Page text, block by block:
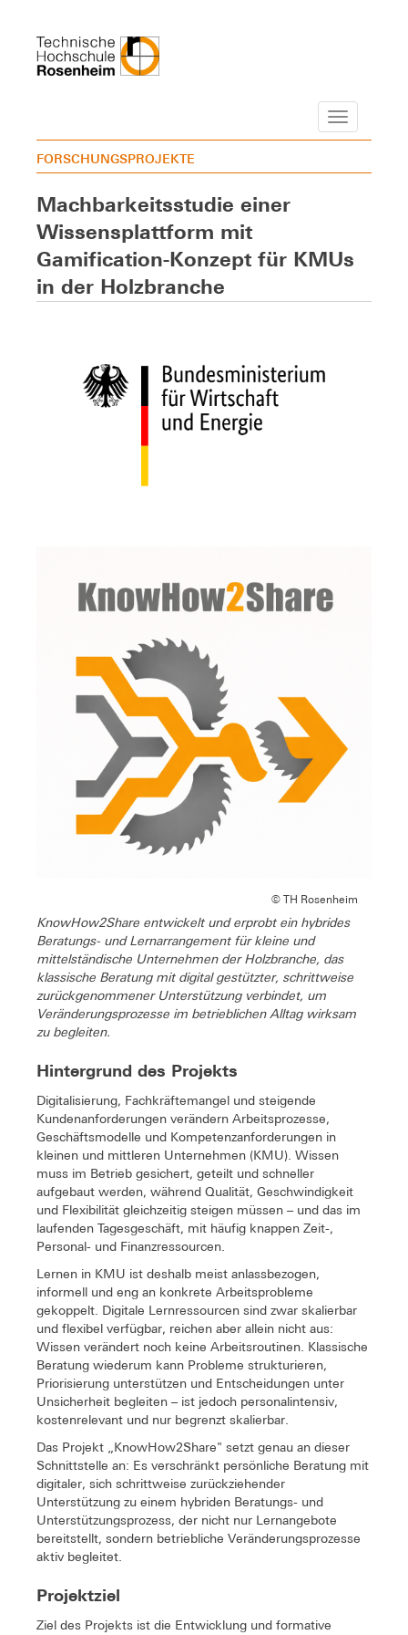
Navigation
FORSCHUNGSPROJEKTE
Machbarkeitsstudie einer
Wissensplattform mit
Gamification-Konzept für KMUs
in der Holzbranche
© TH Rosenheim
KnowHow2Share entwickelt und erprobt ein hybrides
Beratungs- und Lernarrangement für kleine und
mittelständische Unternehmen der Holzbranche, das
klassische Beratung mit digital gestützter, schrittweise
zurückgenommener Unterstützung verbindet, um
Veränderungsprozesse im betrieblichen Alltag wirksam
zu begleiten.
Hintergrund des Projekts
Digitalisierung, Fachkräftemangel und steigende
Kundenanforderungen verändern Arbeitsprozesse,
Geschäftsmodelle und Kompetenzanforderungen in
kleinen und mittleren Unternehmen (KMU). Wissen
muss im Betrieb gesichert, geteilt und schneller
aufgebaut werden, während Qualität, Geschwindigkeit
und Flexibilität gleichzeitig steigen müssen – und das im
laufenden Tagesgeschäft, mit häufig knappen Zeit-,
Personal- und Finanzressourcen.
Lernen in KMU ist deshalb meist anlassbezogen,
informell und eng an konkrete Arbeitsprobleme
gekoppelt. Digitale Lernressourcen sind zwar skalierbar
und flexibel verfügbar, reichen aber allein nicht aus:
Wissen verändert noch keine Arbeitsroutinen. Klassische
Beratung wiederum kann Probleme strukturieren,
Priorisierung unterstützen und Entscheidungen unter
Unsicherheit begleiten – ist jedoch personalintensiv,
kostenrelevant und nur begrenzt skalierbar.
Das Projekt „KnowHow2Share" setzt genau an dieser
Schnittstelle an: Es verschränkt persönliche Beratung mit
digitaler, sich schrittweise zurückziehender
Unterstützung zu einem hybriden Beratungs- und
Unterstützungsprozess, der nicht nur Lernangebote
bereitstellt, sondern betriebliche Veränderungsprozesse
aktiv begleitet.
Projektziel
Ziel des Projekts ist die Entwicklung und formative